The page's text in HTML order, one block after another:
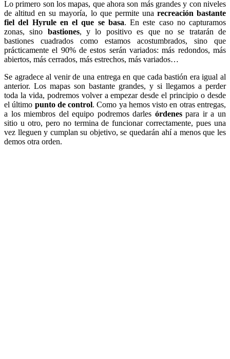
Lo primero son los mapas, que ahora son más grandes y con niveles
de altitud en su mayoría, lo que permite una recreación bastante
fiel del Hyrule en el que se basa. En este caso no capturamos
zonas, sino bastiones, y lo positivo es que no se tratarán de
bastiones cuadrados como estamos acostumbrados, sino que
prácticamente el 90% de estos serán variados: más redondos, más
abiertos, más cerrados, más estrechos, más variados…
Se agradece al venir de una entrega en que cada bastión era igual al
anterior. Los mapas son bastante grandes, y si llegamos a perder
toda la vida, podremos volver a empezar desde el principio o desde
el último punto de control. Como ya hemos visto en otras entregas,
a los miembros del equipo podremos darles órdenespara ir a un
sitio u otro, pero no termina de funcionar correctamente, pues una
vez lleguen y cumplan su objetivo, se quedarán ahí a menos que les
demos otra orden.